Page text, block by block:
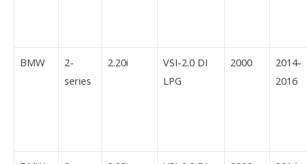
BMW
2-
series
2.20i
VSI-2.0 DI
LPG
2000
2014-
2016